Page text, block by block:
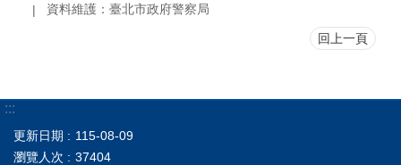
資料維護：臺北市政府警察局
回上一頁
:::
更新日期
115-08-09
瀏覽人次
37404